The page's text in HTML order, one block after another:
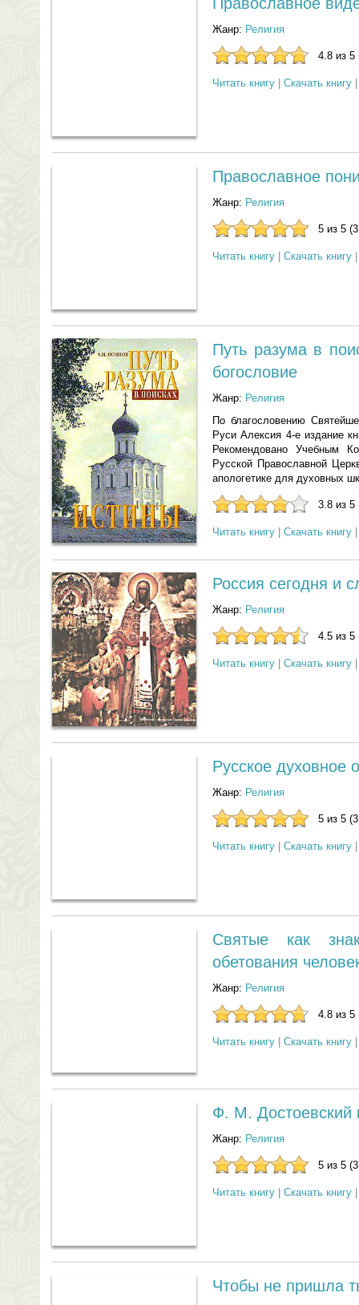
Жанр: Религия
4.8 из 5
Читать книгу Скачать книгу
Православное
Жанр: Религия
5 из 5
Читать книгу Скачать книгу
Путь разума в
богословие
Жанр: Религия
По благословению
Руси Алексия 4-е издание
Рекомендовано Учебным
Русской Православной
апологетике для духовных
3.8 из 5
Читать книгу Скачать книгу
Россия сегодня и
Жанр: Религия
4.5 из 5
Читать книгу Скачать книгу
Русское духовное
Жанр: Религия
5 из 5
Читать книгу Скачать книгу
Святые как
обетования
Жанр: Религия
4.8 из 5
Читать книгу Скачать книгу
Ф. М. Достоевский
Жанр: Религия
5 из 5
Читать книгу Скачать книгу
Чтобы не пришла